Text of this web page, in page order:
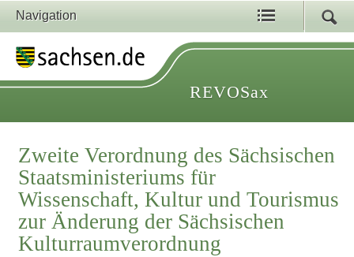
Navigation
REVOSax
Zweite Verordnung des Sächsischen
Staatsministeriums für
Wissenschaft, Kultur und Tourismus
zur Änderung der Sächsischen
Kulturraumverordnung